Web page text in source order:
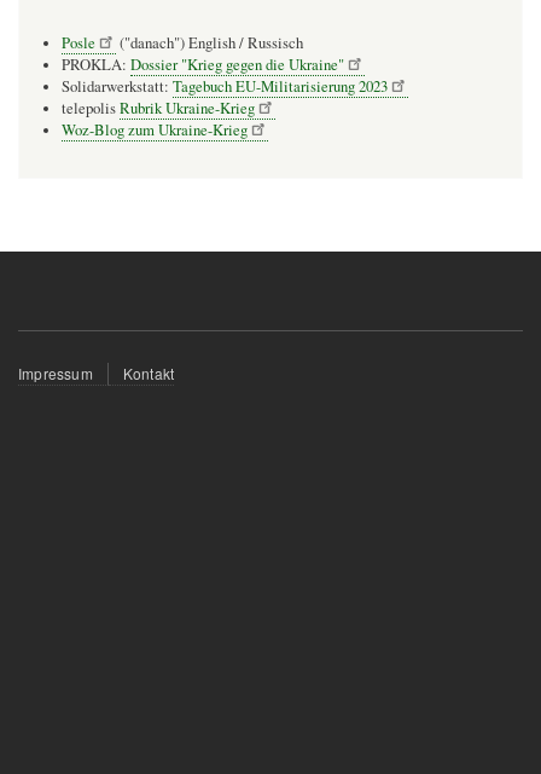
Posle
("danach") English / Russisch
PROKLA: Dossier "Krieg gegen die Ukraine"
Solidarwerkstatt: Tagebuch EU-Militarisierung 2023
telepolisRubrik Ukraine-Krieg
Woz-Blog zum Ukraine-Krieg
Fußzeilenmenü
Impressum Kontakt